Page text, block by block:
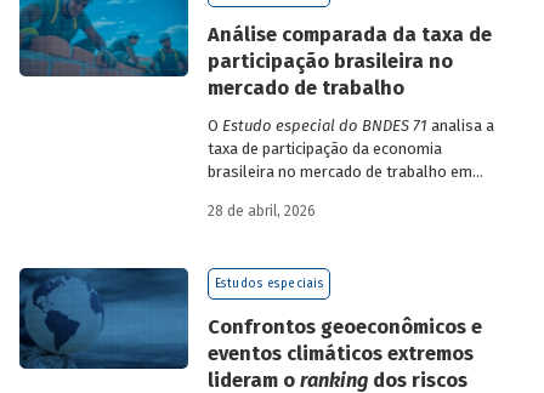
Análise comparada da taxa de
participação brasileira no
mercado de trabalho
O Estudo especial do BNDES 71 analisa a
taxa de participação da economia
brasileira no mercado de trabalho em
países de diferentes continentes e
28 de abril, 2026
Estudos especiais
Confrontos geoeconômicos e
eventos climáticos extremos
lideram o ranking dos riscos